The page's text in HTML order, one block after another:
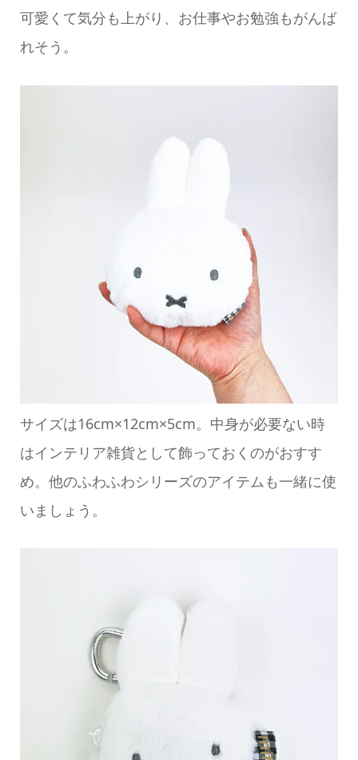
可愛くて気分も上がり、お仕事やお勉強もがんば
れそう。
サイズは16cm×12cm×5cm。中身が必要ない時
はインテリア雑貨として飾っておくのがおすす
め。他のふわふわシリーズのアイテムも一緒に使
いましょう。